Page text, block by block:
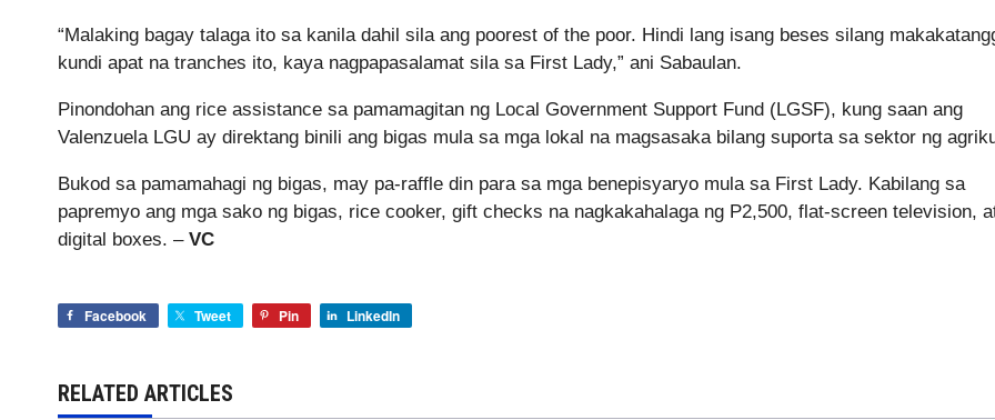
“Malaking bagay talaga ito sa kanila dahil sila ang poorest of the poor. Hindi lang isang beses silang
kundi apat na tranches ito, kaya nagpapasalamat sila sa First Lady,” ani Sabaulan.
Pinondohan ang rice assistance sa pamamagitan ng Local Government Support Fund (LGSF), kung saan ang
Valenzuela LGU ay direktang binili ang bigas mula sa mga lokal na magsasaka bilang suporta sa sektor ng
Bukod sa pamamahagi ng bigas, may pa-raffle din para sa mga benepisyaryo mula sa First Lady. Kabilang sa
papremyo ang mga sako ng bigas, rice cooker, gift checks na nagkakahalaga ng P2,500, flat-screen television,
digital boxes. –VC
Facebook Tweet Pin LinkedIn
RELATED ARTICLES